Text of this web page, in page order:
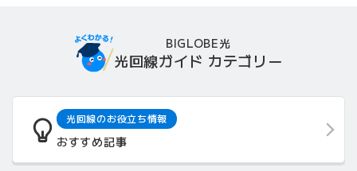
BIGLOBE光
光回線ガイド カテゴリー
光回線のお役立ち情報
おすすめ記事